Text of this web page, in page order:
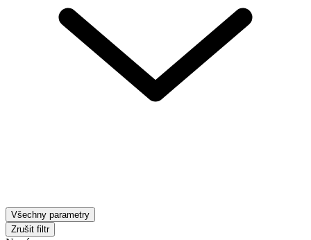
Všechny parametry
Zrušit filtr